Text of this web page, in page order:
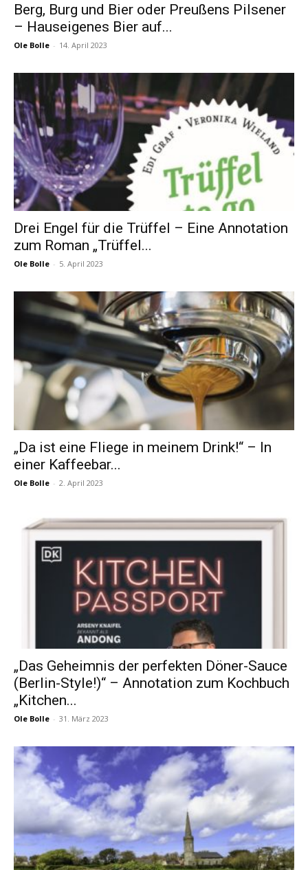
Berg, Burg und Bier oder Preußens Pilsener
– Hauseigenes Bier auf...
Ole Bolle - 14. April 2023
Drei Engel für die Trüffel – Eine Annotation
zum Roman „Trüffel...
Ole Bolle - 5. April 2023
„Da ist eine Fliege in meinem Drink!“ – In
einer Kaffeebar...
Ole Bolle - 2. April 2023
„Das Geheimnis der perfekten Döner-Sauce
(Berlin-Style!)“ – Annotation zum Kochbuch
„Kitchen...
Ole Bolle - 31. März 2023